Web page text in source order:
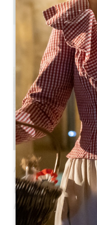
Für alle
Weinbergen den
Weise"!
Formel für einen ganzen
Journée